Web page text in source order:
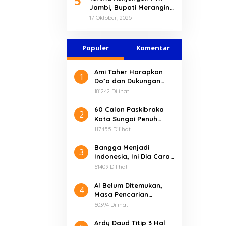
Jambi, Bupati Merangin
Dukung HPN 2026 di
17 Oktober, 2025
Populer Komentar
1
Ami Taher Harapkan
Do’a dan Dukungan
Masyarakat Dalam
181242 Dilihat
2
60 Calon Paskibraka
Kota Sungai Penuh
Resmi Dikukuhkan
117455 Dilihat
3
Bangga Menjadi
Indonesia, Ini Dia Cara
Unik Komunitas Motor
HUT RI ke-74
61409 Dilihat
4
Al Belum Ditemukan,
Masa Pencarian
Diperpanjang Sampai 3
60394 Dilihat
Ardy Daud Titip 3 Hal